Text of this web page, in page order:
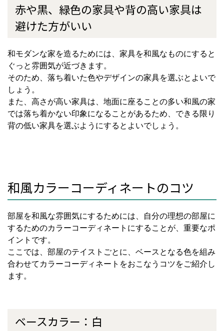
赤や黒、緑色の家具や背の高い家具は
避けた方がいい
和モダンな家を造るためには、家具を和風なものにすると
ぐっと雰囲気が近づきます。
そのため、落ち着いた色やデザインの家具を選ぶとよいで
しょう。
また、高さが高い家具は、地面に座ることの多い和風の家
では落ち着かない印象になることがあるため、できる限り
背の低い家具を選ぶようにするとよいでしょう。
和風カラーコーディネートのコツ
部屋を和風な雰囲気にするためには、自分の理想の部屋に
するためのカラーコーディネートにすることが、重要なポ
イントです。
ここでは、部屋のテイストごとに、ベースとなる色を組み
合わせてカラーコーディネートをおこなうコツをご紹介し
ます。
ベースカラー：白